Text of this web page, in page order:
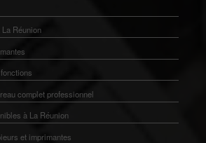
Réunion
complet professionnel
à La Réunion
et imprimantes